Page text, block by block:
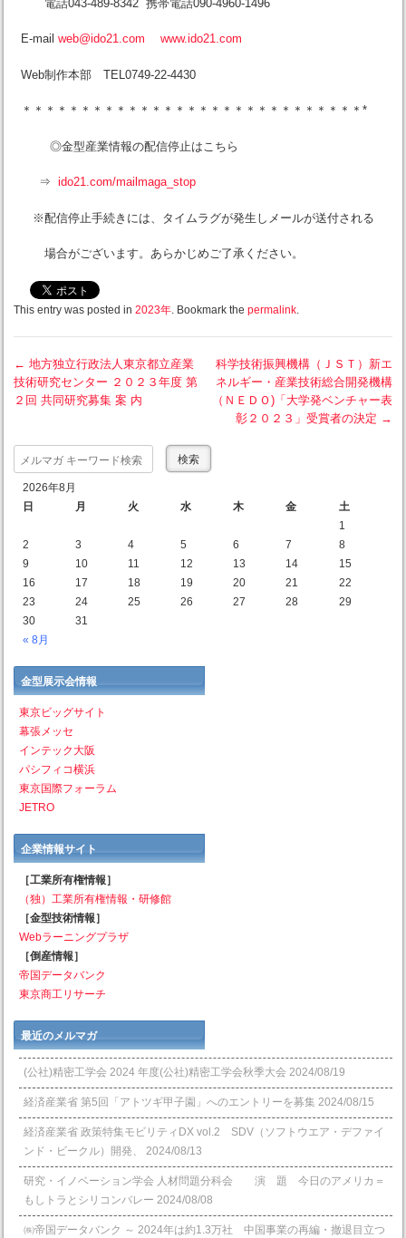
電話043-489-8342 携帯電話090-4960-1496
E-mail web@ido21.com www.ido21.com
Web制作本部 TEL0749-22-4430
＊＊＊＊＊＊＊＊＊＊＊＊＊＊＊＊＊＊＊＊＊＊＊＊＊＊＊＊＊*
◎金型産業情報の配信停止はこちら
⇒ ido21.com/mailmaga_stop
※配信停止手続きには、タイムラグが発生しメールが送付される
場合がございます。あらかじめご了承ください。
This entry was posted in 2023年. Bookmark the permalink.
Post navigation
← 地方独立行政法人東京都立産業
技術研究センター ２０２３年度 第
２回 共同研究募集 案 内
科学技術振興機構（ＪＳＴ）新エ
ネルギー・産業技術総合開発機構
（ＮＥＤＯ)「大学発ベンチャー表
彰２０２３」受賞者の決定 →
Search
2026年8月
日
月 火 水 木 金 土
« 8月
1
2
3 4 5 6 7
8
9
10 11 12 13 14
15
16
17 18 19 20 21
22
23
24 25 26 27 28
29
30
31
金型展示会情報
東京ビッグサイト
幕張メッセ
インテック大阪
パシフィコ横浜
東京国際フォーラム
JETRO
企業情報サイト
［工業所有権情報］
（独）工業所有権情報・研修館
［金型技術情報］
Webラーニングプラザ
［倒産情報］
帝国データバンク
東京商工リサーチ
最近のメルマガ
(公社)精密工学会 2024 年度(公社)精密工学会秋季大会 2024/08/19
経済産業省 第5回「アトツギ甲子園」へのエントリーを募集 2024/08/15
経済産業省 政策特集モビリティDX vol.2 SDV（ソフトウエア・デファイ
ンド・ビークル）開発、
2024/08/13
研究・イノベーション学会 人材問題分科会 演 題 今日のアメリカ＝
もしトラとシリコンバレー 2024/08/08
㈱帝国データバンク ～ 2024年は約1.3万社 中国事業の再編・撤退目立つ